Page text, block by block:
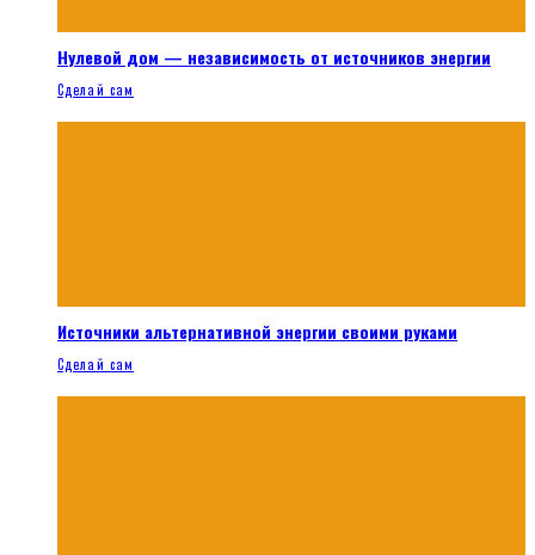
Нулевой дом — независимость от источников энергии
Сделай сам
Источники альтернативной энергии своими руками
Сделай сам